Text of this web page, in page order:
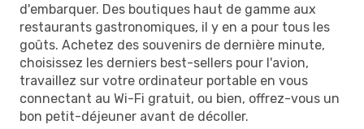
d'embarquer. Des boutiques haut de gamme aux
restaurants gastronomiques, il y en a pour tous les
goûts. Achetez des souvenirs de dernière minute,
choisissez les derniers best-sellers pour l'avion,
travaillez sur votre ordinateur portable en vous
connectant au Wi-Fi gratuit, ou bien, offrez-vous un
bon petit-déjeuner avant de décoller.